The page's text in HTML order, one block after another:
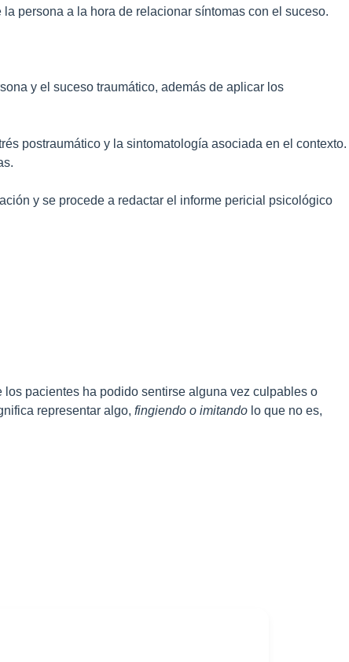
persona a la hora de relacionar síntomas con el suceso.
y el suceso traumático, además de aplicar los
postraumático y la sintomatología asociada en el contexto.
y se procede a redactar el informe pericial psicológico
pacientes ha podido sentirse alguna vez culpables o
representar algo, fingiendo o imitando lo que no es,